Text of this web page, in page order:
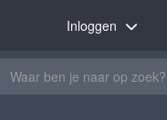
Inloggen